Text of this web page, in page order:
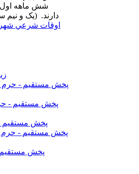
دارند. (یک و نیم
اوقات شرعي
پخش مستقیم - حرم
پخش مستقیم -
پخش مستقیم
پخش مستقیم -
پخش